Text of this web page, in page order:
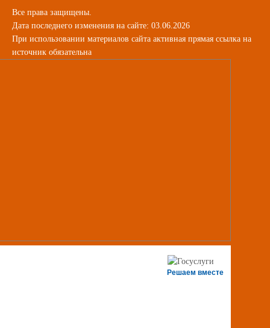
Все права защищены.
Дата последнего изменения на сайте: 03.06.2026
При использовании материалов сайта активная прямая ссылка на
источник обязательна
Решаем вместе